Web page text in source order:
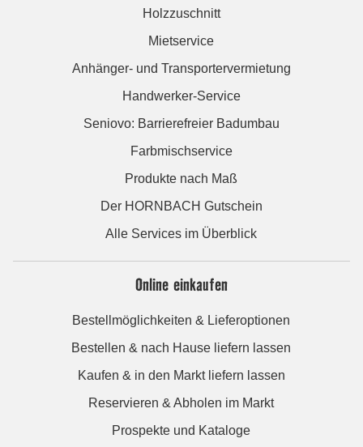
Holzzuschnitt
Mietservice
Anhänger- und Transportervermietung
Handwerker-Service
Seniovo: Barrierefreier Badumbau
Farbmischservice
Produkte nach Maß
Der HORNBACH Gutschein
Alle Services im Überblick
Online einkaufen
Bestellmöglichkeiten & Lieferoptionen
Bestellen & nach Hause liefern lassen
Kaufen & in den Markt liefern lassen
Reservieren & Abholen im Markt
Prospekte und Kataloge